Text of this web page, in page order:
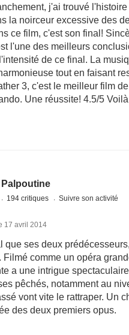
j'ai trouvé
la noirceur excessive des
ce film, c'est son final!
l'une des meilleurs
de ce final. La
tout en faisant
3, c'est le meilleur film
Une réussite! 4.5/5
Palpoutine
194 critiques Suivre son activité
17 avril 2014
que ses deux
Filmé comme un opéra
a une intrigue
pêchés, notamment au
vont vite le rattraper. Un
des deux premiers opus.